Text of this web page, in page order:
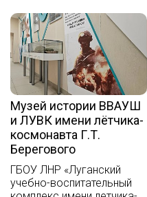
Музей истории ВВАУШ
и ЛУВК имени лётчика-
космонавта Г.Т.
Берегового
ГБОУ ЛНР «Луганский
учебно-воспитательный